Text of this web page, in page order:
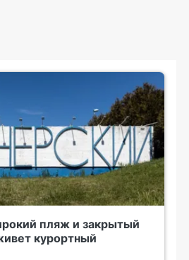
пляж и закрытый
курортный